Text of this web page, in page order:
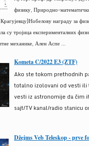
физику, Природно-
награду за
су тројица експерименталних
механике, Ален Аспе ...
Kometa C/2022 E3 (ZTF)
Ako ste tokom prethodnih
totalno izolovani od vesti
vesti iz astronomije da čim
sajt/TV kanal/radio stanicu
Džejms Veb Teleskop - prve